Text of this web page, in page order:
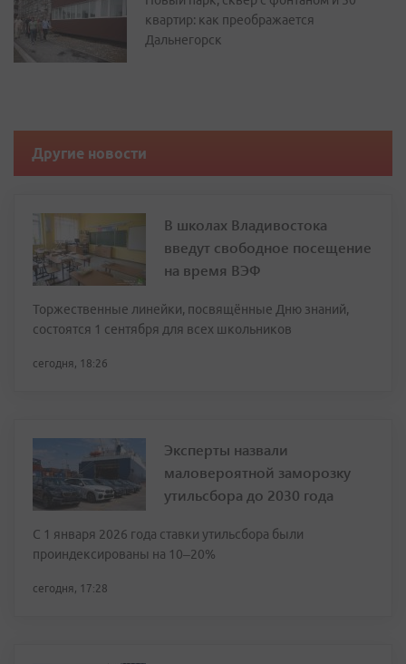
квартир: как преображается
Дальнегорск
Другие новости
В школах Владивостока
введут свободное посещение
на время ВЭФ
Торжественные линейки, посвящённые Дню знаний,
состоятся 1 сентября для всех школьников
сегодня, 18:26
Эксперты назвали
маловероятной заморозку
утильсбора до 2030 года
С 1 января 2026 года ставки утильсбора были
проиндексированы на 10–20%
сегодня, 17:28